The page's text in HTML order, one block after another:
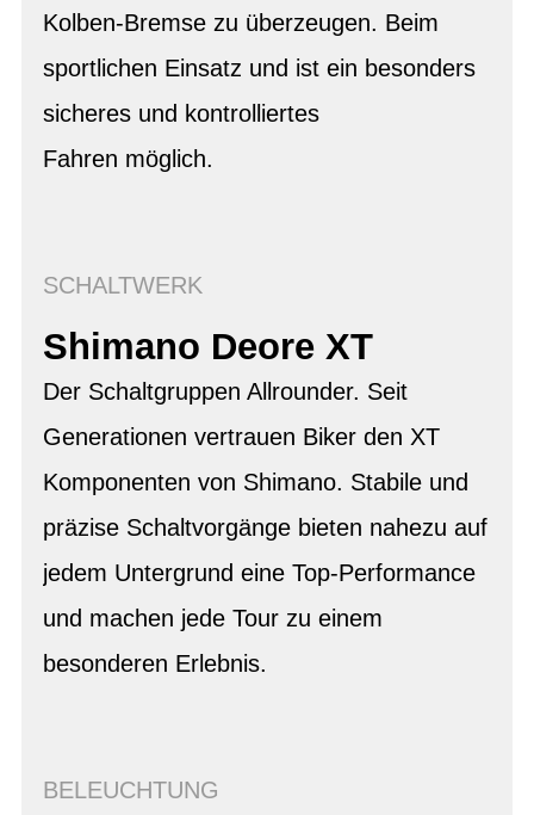
Kolben-Bremse zu überzeugen. Beim
sportlichen Einsatz und ist ein besonders
sicheres und kontrolliertes
Fahren möglich.
SCHALTWERK
Shimano Deore XT
Der Schaltgruppen Allrounder. Seit
Generationen vertrauen Biker den XT
Komponenten von Shimano. Stabile und
präzise Schaltvorgänge bieten nahezu auf
jedem Untergrund eine Top-Performance
und machen jede Tour zu einem
besonderen Erlebnis.
BELEUCHTUNG